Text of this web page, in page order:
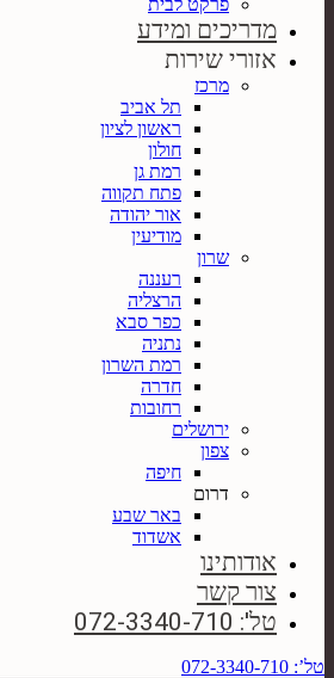
פרקט לבית
מדריכים ומידע
אזורי שירות
מרכז
תל אביב
ראשון לציון
חולון
רמת גן
פתח תקווה
אור יהודה
מודיעין
שרון
רעננה
הרצליה
כפר סבא
נתניה
רמת השרון
חדרה
רחובות
ירושלים
צפון
חיפה
דרום
באר שבע
אשדוד
אודותינו
צור קשר
טל': 072-3340-710
טל’: 072-3340-710